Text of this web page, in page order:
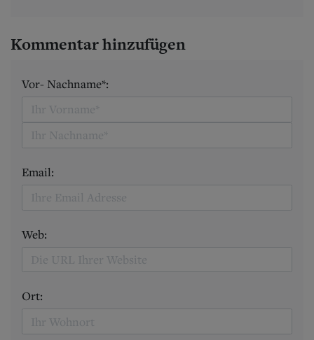
Kommentar hinzufügen
Vor- Nachname*:
Email:
Web:
Ort: